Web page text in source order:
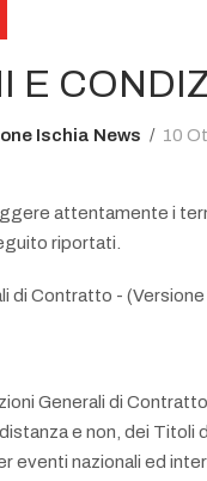
E
Ischia News
10
attentamente i
riportati.
di Contratto -
Generali di
e non, dei Titoli
eventi nazionali ed